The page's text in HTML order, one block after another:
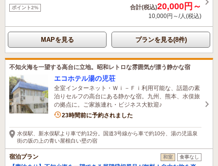
ポイント2% 合計(税込)20,000円～
10,000円～/人(税込)
MAPを見る プランを見る(8件)
不知火海を一望する高台に立地。昭和レトロな雰囲気が漂う静かな宿
エコホテル湯の児荘
全室インターネット・Ｗｉ－Ｆｉ利用可能な、話題の素
泊りセルフの高台にある静かな宿。九州、熊本、水俣旅
の拠点に。ご家族連れ・ビジネス大歓迎♪
23時間前に予約されました
水俣駅、新水俣駅より車で約12分。国道3号線から車で約10分、湯の児温泉
街の坂の上の青い屋根白い壁の宿
宿泊プラン 和室 食事なし